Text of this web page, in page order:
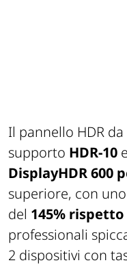
Il pannello HDR
supporto HDR-10
DisplayHDR 600
superiore, con
del 145% rispetto
professionali
2 dispositivi con